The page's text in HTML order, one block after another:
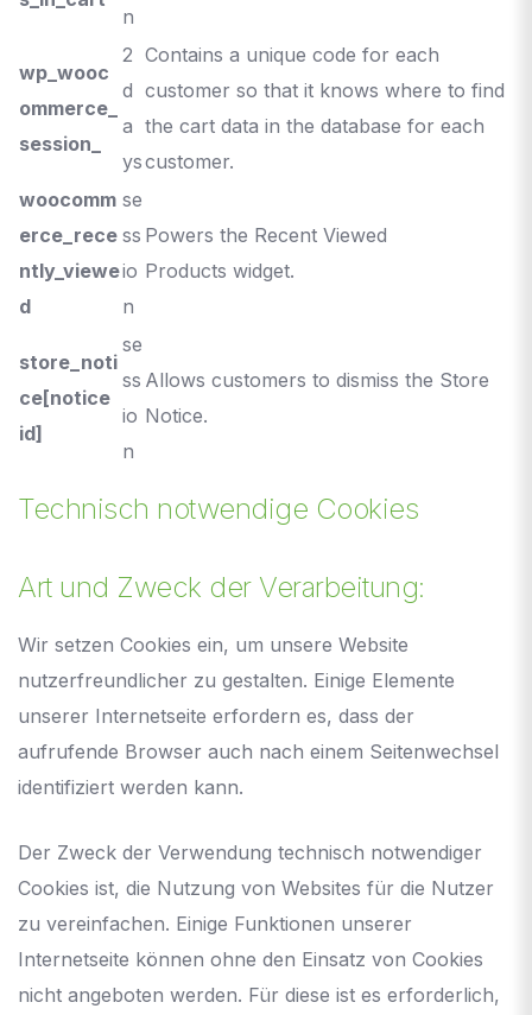
n
wp_wooc
ommerce_
session_
2
d
a
ys
Contains a unique code for each
customer so that it knows where to find
the cart data in the database for each
customer.
woocomm
erce_rece
ntly_viewe
d
se
ss
io
n
Powers the Recent Viewed
Products widget.
store_noti
ce[notice
id]
se
ss
io
n
Allows customers to dismiss the Store
Notice.
Technisch notwendige Cookies
Art und Zweck der Verarbeitung:
Wir setzen Cookies ein, um unsere Website
nutzerfreundlicher zu gestalten. Einige Elemente
unserer Internetseite erfordern es, dass der
aufrufende Browser auch nach einem Seitenwechsel
identifiziert werden kann.
Der Zweck der Verwendung technisch notwendiger
Cookies ist, die Nutzung von Websites für die Nutzer
zu vereinfachen. Einige Funktionen unserer
Internetseite können ohne den Einsatz von Cookies
nicht angeboten werden. Für diese ist es erforderlich,